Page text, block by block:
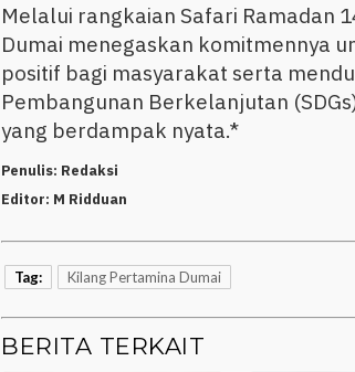
Melalui rangkaian Safari Ramadan
Dumai menegaskan komitmennya
positif bagi masyarakat serta
Pembangunan Berkelanjutan
yang berdampak nyata.*
Penulis: Redaksi
Editor: M Ridduan
Tag: Kilang Pertamina Dumai
BERITA TERKAIT